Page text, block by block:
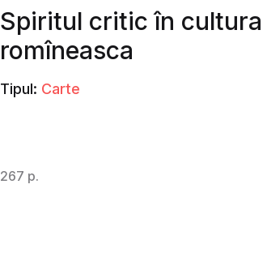
Spiritul critic în cultura
romîneasca
Tipul: Carte